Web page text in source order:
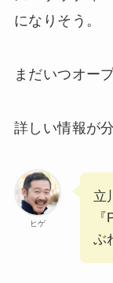
になりそう。
まだいつオー
詳しい情報が
ヒゲ
立
ぶ